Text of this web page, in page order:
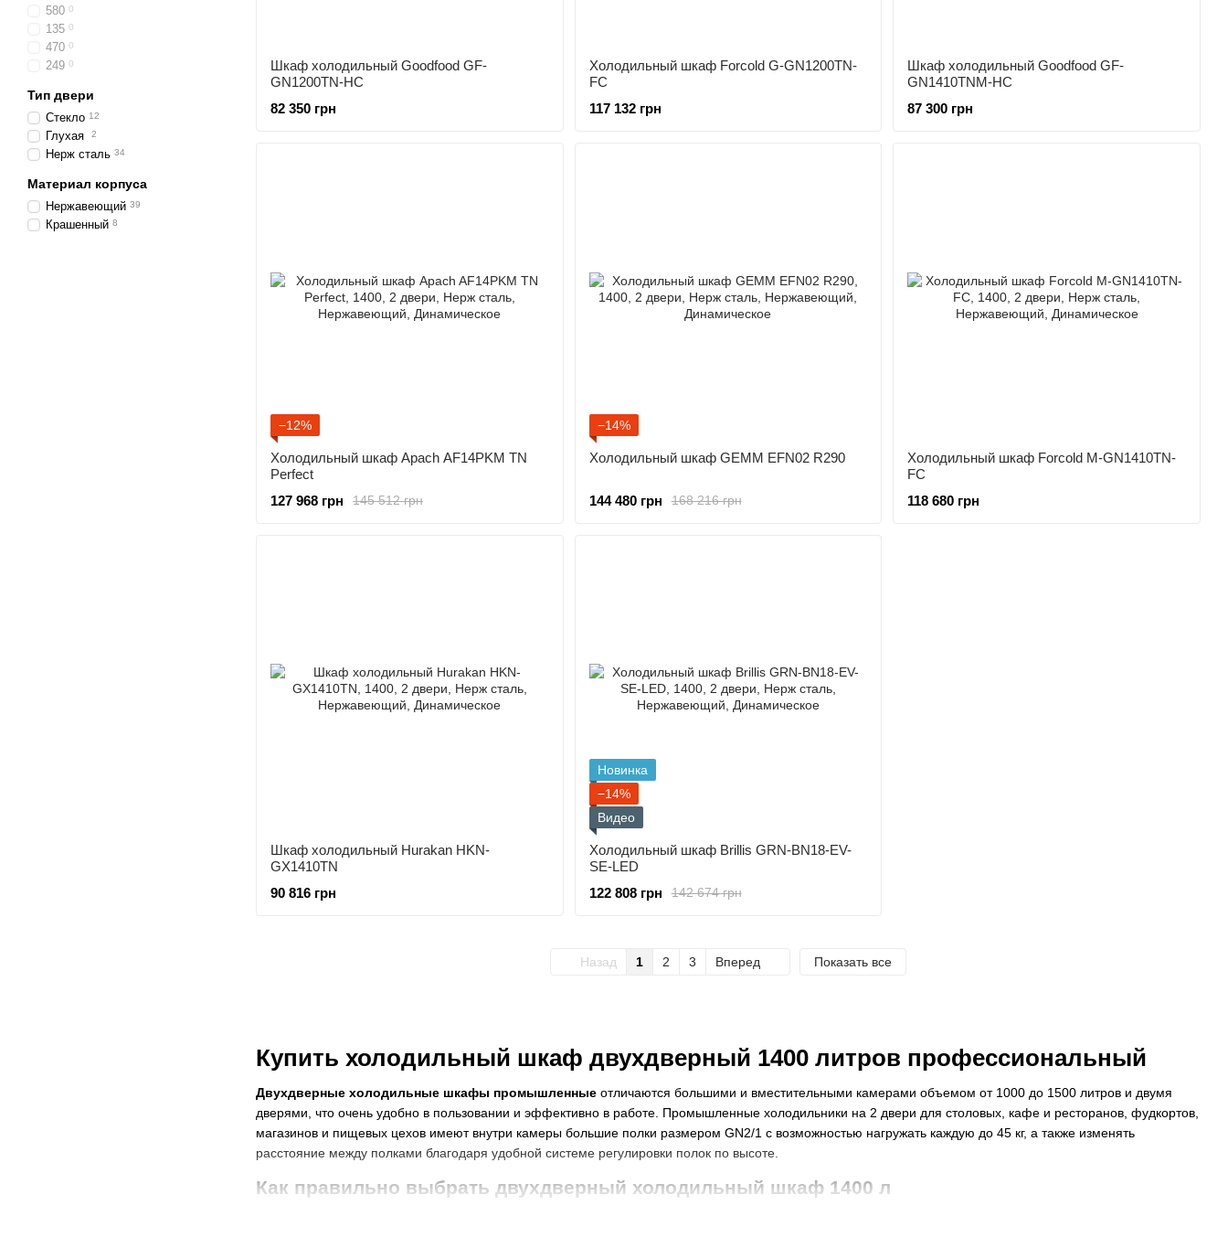
Купить холодильный шкаф двухдверный 1400 литров профессиональный
Двухдверные холодильные шкафы промышленные отличаются большими и вместительными камерами объемом от 1000 до 1500 литров и двумя
дверями, что очень удобно в пользовании и эффективно в работе. Промышленные холодильники на 2 двери для столовых, кафе и ресторанов, фудкортов,
магазинов и пищевых цехов имеют внутри камеры большие полки размером GN2/1 с возможностью нагружать каждую до 45 кг, а также изменять
расстояние между полками благодаря удобной системе регулировки полок по высоте.
Как правильно выбрать двухдверный холодильный шкаф 1400 л
Шкаф холодильный Goodfood GF-
GN1200TN-HC
82 350 грн
Холодильный шкаф Forcold G-GN1200TN-
FC
117 132 грн
Шкаф холодильный Goodfood GF-
GN1410TNM-HC
87 300 грн
−12%
Холодильный шкаф Apach AF14PKM TN
Perfect
145 512 грн
127 968 грн
−14%
Холодильный шкаф GEMM EFN02 R290
168 216 грн
144 480 грн
Холодильный шкаф Forcold M-GN1410TN-
FC
118 680 грн
Шкаф холодильный Hurakan HKN-
GX1410TN
90 816 грн
Новинка
−14%
Видео
Холодильный шкаф Brillis GRN-BN18-EV-
SE-LED
142 674 грн
122 808 грн
Назад 1 2 3 Вперед Показать все
580 0
135 0
470 0
249 0
Тип двери
Стекло 12
Глухая 2
Нерж сталь 34
Материал корпуса
Нержавеющий 39
Крашенный 8